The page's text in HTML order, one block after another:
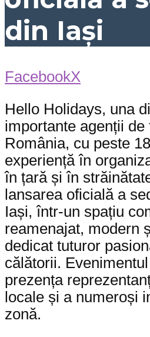
din Iași
FacebookX
Hello Holidays, una
importante agenții de
România, cu peste
experiență în
în țară și în
lansarea oficială a
Iași, într-un spațiu
reamenajat, modern
dedicat tuturor
călătorii.
prezența
locale și a numeroși
zonă.